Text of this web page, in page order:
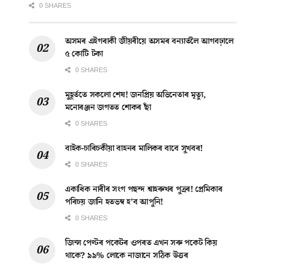
0 SHARES
অসমৰ এইগৰাকী জীয়ৰীয়ে অসমৰ বন্যাৰ্তলৈ আগবঢ়ালে
৫ কোটি টকা
0 SHARES
মুহূৰ্ততে সকলো শেষ! জনপ্ৰিয় অভিনেতাৰ মৃত্যু,
মনোৰঞ্জন জগতত শোকৰ ছাঁ
0 SHARES
বাইক-চাৰিচকীয়া বাহনৰ মালিকৰ বাবে সুখবৰ!
0 SHARES
একাধিক নাৰীৰ সংগ পছন্দ শ্বাহৰুখৰ পুত্ৰৰ! প্ৰেমিকাৰ
পৰিচয় জানি হতভম্ব হ’ব আপুনি!
0 SHARES
জিন্স পেণ্টৰ পকেটৰ ওপৰত এখন সৰু পকেট কিয়
থাকে? ৯৯% লোকে নাজানে সঠিক উত্তৰ